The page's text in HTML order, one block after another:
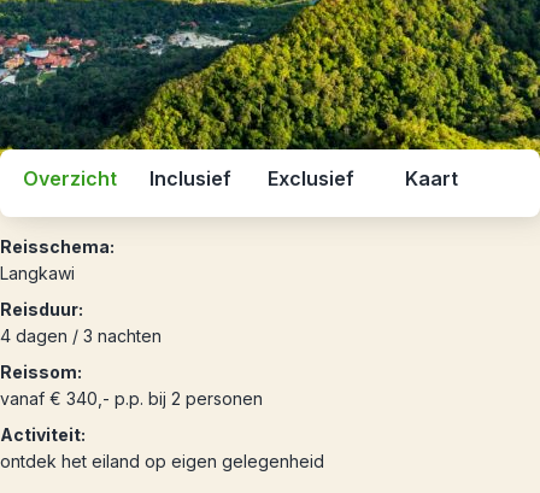
Overzicht Inclusief Exclusief Kaart
Reisschema:
Langkawi
Reisduur:
4 dagen / 3 nachten
Reissom:
vanaf € 340,- p.p. bij 2 personen
Activiteit:
ontdek het eiland op eigen gelegenheid